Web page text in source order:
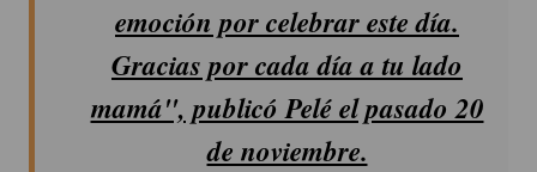
emoción por celebrar este día.
Gracias por cada día a tu lado
mamá", publicó Pelé el pasado 20
de noviembre.